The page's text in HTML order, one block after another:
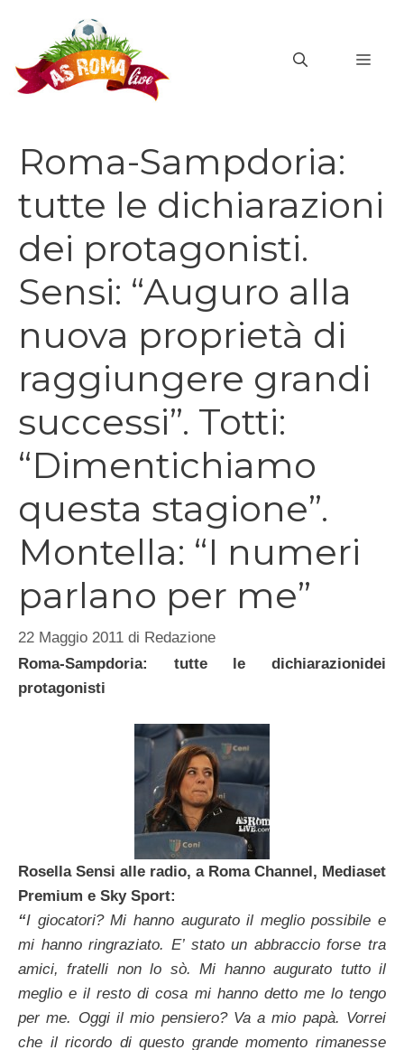
contenuto
Roma-Sampdoria:
tutte le dichiarazioni
dei protagonisti.
Sensi: “Auguro alla
nuova proprietà di
raggiungere grandi
successi”. Totti:
“Dimentichiamo
questa stagione”.
Montella: “I numeri
parlano per me”
22 Maggio 2011 di Redazione
Roma-Sampdoria: tutte le dichiarazionidei
protagonisti
Rosella Sensi alle radio, a Roma Channel, Mediaset
Premium e Sky Sport:
“I giocatori? Mi hanno augurato il meglio possibile e
mi hanno ringraziato. E’ stato un abbraccio forse tra
amici, fratelli non lo sò. Mi hanno augurato tutto il
meglio e il resto di cosa mi hanno detto me lo tengo
per me. Oggi il mio pensiero? Va a mio papà. Vorrei
che il ricordo di questo grande momento rimanesse